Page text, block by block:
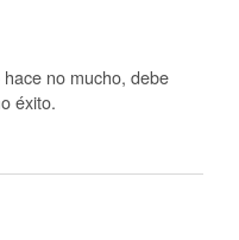
no mucho, debe
éxito.